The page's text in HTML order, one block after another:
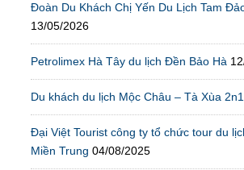
Đoàn Du Khách Chị Yến Du Lịch Tam
13/05/2026
Petrolimex Hà Tây du lịch Đền Bảo Hà
Du khách du lịch Mộc Châu – Tà Xùa
Đại Việt Tourist công ty tổ chức tour du
Miền Trung 04/08/2025